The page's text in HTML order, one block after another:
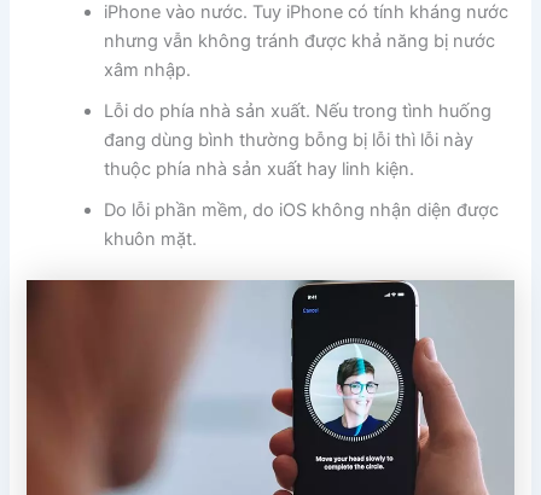
iPhone vào nước. Tuy iPhone có tính kháng nước
nhưng vẫn không tránh được khả năng bị nước
xâm nhập.
Lỗi do phía nhà sản xuất. Nếu trong tình huống
đang dùng bình thường bỗng bị lỗi thì lỗi này
thuộc phía nhà sản xuất hay linh kiện.
Do lỗi phần mềm, do iOS không nhận diện được
khuôn mặt.